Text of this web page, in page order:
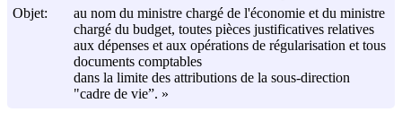
Objet:
au nom du ministre chargé de l'économie et du ministre
chargé du budget, toutes pièces justificatives relatives
aux dépenses et aux opérations de régularisation et tous
documents comptables
dans la limite des attributions de la sous-direction
"cadre de vie”. »